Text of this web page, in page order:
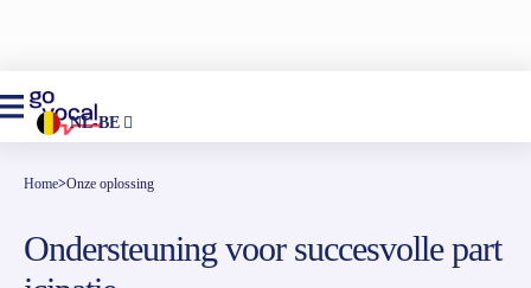
NL-BE
Home>Onze oplossing
Ondersteuning voor succesvolle part